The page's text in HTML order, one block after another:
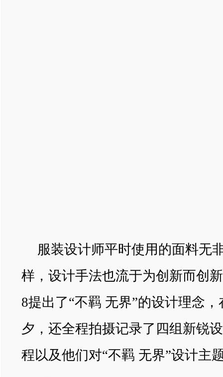
服装设计师平时使用的面料无
样，设计手法也流于为创新而创
8提出了“不羁 无界”的设计理念
夕，还全程拍摄记录了四组新锐
程以及他们对“不羁 无界”设计主